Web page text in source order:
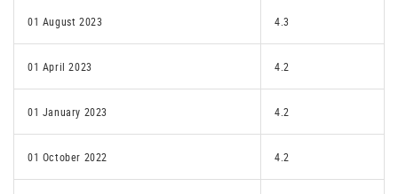
01 August 2023 4.3
01 April 2023 4.2
01 January 2023 4.2
01 October 2022 4.2